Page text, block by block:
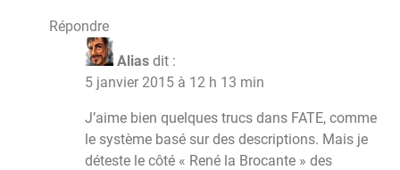
Répondre
Alias dit :
5 janvier 2015 à 12 h 13 min
J’aime bien quelques trucs dans FATE, comme
le système basé sur des descriptions. Mais je
déteste le côté « René la Brocante » des